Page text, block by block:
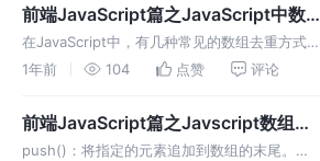
前端JavaScript篇之JavaScript中数组
去重的方式有哪些，比较常用哪个？
在JavaScript中，有几种常见的数组去重方式。
Set、filter 和 indexOf、reduce、Map，使用
方法。
1年前 104 点赞 评论
前端JavaScript篇之Javscript数组的
常用方法有哪些？JavaScript判断数组
push()：将指定的元素追加到数组的末尾。